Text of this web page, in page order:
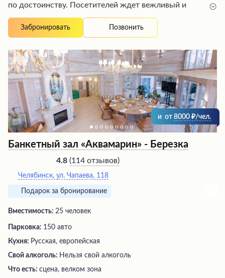
по достоинству. Посетителей ждет вежливый и
уровень обслуживания, а живая музыка создает
неповторимую атмосферу уюта. Интерьер заведения
Разнообразное меню включает в себя великолепные
салаты и напитки, которые не оставят равнодушными
даже самых взыскательных гурманов.
Забронировать Позвонить
и от 8000 /чел.
Банкетный зал «Аквамарин» - Березка
4.8 (114 отзывов)
Челябинск, ул. Чапаева, 118
Подарок за бронирование
Вместимость: 25 человек
Парковка: 150 авто
Кухня: Русская, европейская
Свой алкоголь: Нельзя свой алкоголь
Что есть: сцена, велком зона